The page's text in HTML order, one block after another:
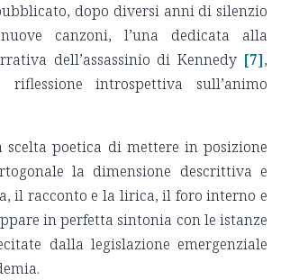
dopo diversi anni di silenzio
canzoni, l’una dedicata alla
dell’assassinio di Kennedy [7],
introspettiva sull’animo
scelta poetica di mettere in posizione
la dimensione descrittiva e
il racconto e la lirica, il foro interno e
in perfetta sintonia con le istanze
dalla legislazione emergenziale